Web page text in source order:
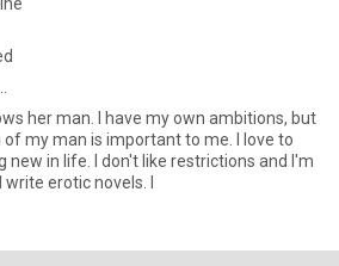
her man. I have my own ambitions, but
my man is important to me. I love to
new in life. I don't like restrictions and I'm
erotic novels. I